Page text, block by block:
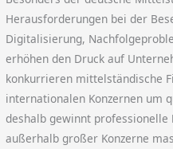
Herausforderungen bei der
Digitalisierung,
erhöhen den Druck auf
konkurrieren mittelständische
internationalen Konzernen um
deshalb gewinnt professionelle
außerhalb großer Konzerne